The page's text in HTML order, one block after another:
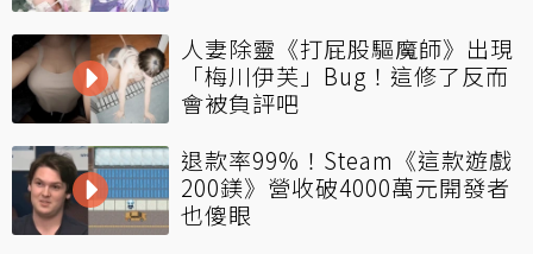
人妻除靈《打屁股驅魔師》出現
「梅川伊芙」Bug！這修了反而
會被負評吧
退款率99%！Steam《這款遊戲
200鎂》營收破4000萬元開發者
也傻眼